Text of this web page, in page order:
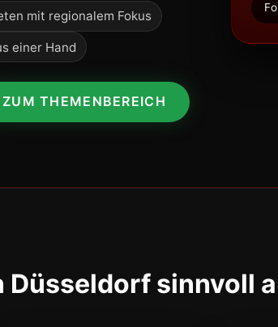
mit regionalem Fokus
einer Hand
ZUM THEMENBEREICH
Düsseldorf sinnvoll